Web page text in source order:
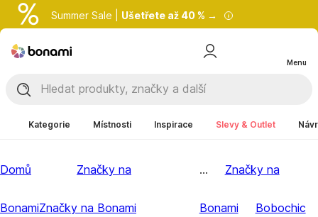
Summer Sale | Ušetřete až 40 % →
Menu
Kategorie Místnosti Inspirace Slevy & Outlet
Domů Značky na
BonamiZnačky na Bonami
... Značky na
Bonami
Bobochic